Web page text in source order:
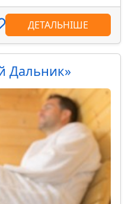
ДЕТАЛЬНІШЕ
Дальник»